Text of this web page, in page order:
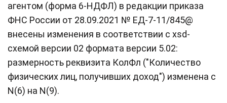
агентом (форма 6-НДФЛ) в редакции приказа
ФНС России от 28.09.2021 № ЕД-7-11/845@
внесены изменения в соответствии с xsd-
схемой версии 02 формата версии 5.02:
размерность реквизита КолФл ("Количество
физических лиц, получивших доход") изменена с
N(6) на N(9).